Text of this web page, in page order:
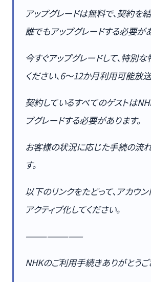
アップグレードは無料で、契約を
誰でもアップグレードする必要が
今すぐアップグレードして、特別
ください、6〜12か月利用可能放
契約しているすべてのゲストは
プグレードする必要があります。
お客様の状況に応じた手続の流
す。
以下のリンクをたどって、アカウ
アクティブ化してください。
————————
NHKのご利用手続きありがとうご